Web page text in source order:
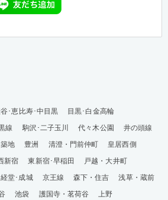
･恵比寿･中目黒
目黒･白金高輪
線 駒沢･二子玉川 代々木公園
井の頭線
地 豊洲 清澄・門前仲町
皇居西側
新宿 東新宿･早稲田
戸越・大井町
経堂･成城 京王線 森下・住吉
浅草・蔵前
池袋 護国寺・茗荷谷
上野